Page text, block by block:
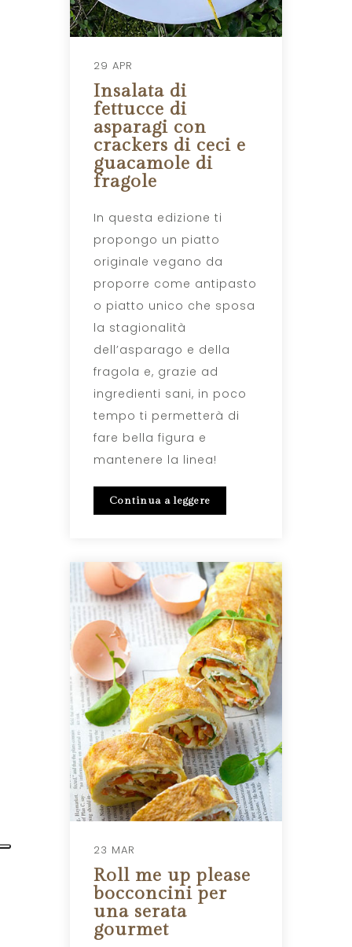
29 APR
Insalata di
fettucce di
asparagi con
crackers di ceci e
guacamole di
fragole
In questa edizione ti
propongo un piatto
originale vegano da
proporre come antipasto
o piatto unico che sposa
la stagionalità
dell’asparago e della
fragola e, grazie ad
ingredienti sani, in poco
tempo ti permetterà di
fare bella figura e
mantenere la linea!
Continua a leggere
23 MAR
Roll me up please
bocconcini per
una serata
gourmet